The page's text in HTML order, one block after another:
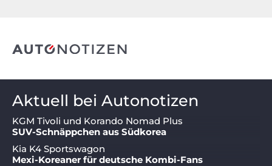
Aktuell bei Autonotizen
KGM Tivoli und Korando Nomad Plus
SUV-Schnäppchen aus Südkorea
Kia K4 Sportswagon
Mexi-Koreaner für deutsche Kombi-Fans